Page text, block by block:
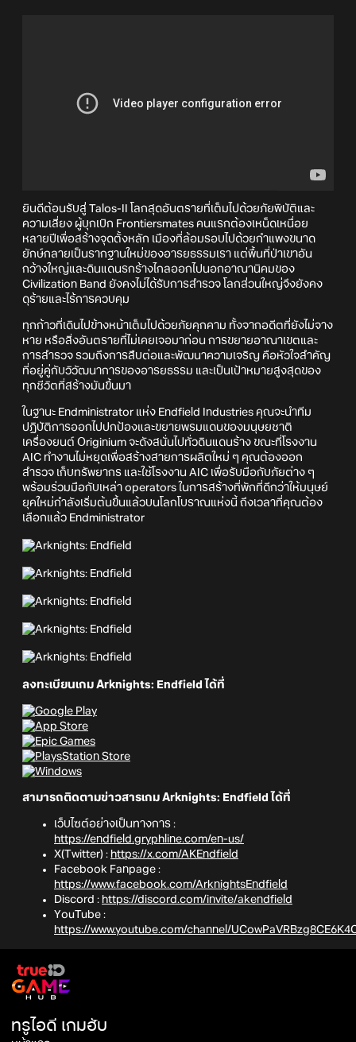
ยินดีต้อนรับสู่ Talos-II โลกสุดอันตรายที่เต็มไปด้วยภัยพิบัติและ
ความเสี่ยง ผู้บุกเบิก Frontiersmates คนแรกต้องเหน็ดเหนื่อย
หลายปีเพื่อสร้างจุดตั้งหลัก เมืองที่ล้อมรอบไปด้วยกำแพงขนาด
ยักษ์กลายเป็นรากฐานใหม่ของอารยธรรมเรา แต่พื้นที่ป่าเขาอัน
กว้างใหญ่และดินแดนรกร้างไกลออกไปนอกอาณานิคมของ
Civilization Band ยังคงไม่ได้รับการสำรวจ โลกส่วนใหญ่จึงยังคง
ดุร้ายและไร้การควบคุม
ทุกก้าวที่เดินไปข้างหน้าเต็มไปด้วยภัยคุกคาม ทั้งจากอดีตที่ยังไม่จาง
หาย หรือสิ่งอันตรายที่ไม่เคยเจอมาก่อน การขยายอาณาเขตและ
การสำรวจ รวมถึงการสืบต่อและพัฒนาความเจริญ คือหัวใจสำคัญ
ที่อยู่คู่กับวิวัฒนาการของอารยธรรม และเป็นเป้าหมายสูงสุดของ
ทุกชีวิตที่สร้างมันขึ้นมา
ในฐานะ Endministrator แห่ง Endfield Industries คุณจะนำทีม
ปฏิบัติการออกไปปกป้องและขยายพรมแดนของมนุษยชาติ
เครื่องยนต์ Originium จะดังสนั่นไปทั่วดินแดนร้าง ขณะที่โรงงาน
AIC ทำงานไม่หยุดเพื่อสร้างสายการผลิตใหม่ ๆ คุณต้องออก
สำรวจ เก็บทรัพยากร และใช้โรงงาน AIC เพื่อรับมือกับภัยต่าง ๆ
พร้อมร่วมมือกับเหล่า operators ในการสร้างที่พักที่ดีกว่าให้มนุษย์
ยุคใหม่กำลังเริ่มต้นขึ้นแล้วบนโลกโบราณแห่งนี้ ถึงเวลาที่คุณต้อง
เลือกแล้ว Endministrator
ลงทะเบียนเกม Arknights: Endfield ได้ที่
สามารถติดตามข่าวสารเกม Arknights: Endfield ได้ที่
เว็บไซต์อย่างเป็นทางการ :
https://endfield.gryphline.com/en-us/
X(Twitter) : https://x.com/AKEndfield
Facebook Fanpage :
https://www.facebook.com/ArknightsEndfield
Discord : https://discord.com/invite/akendfield
YouTube :
https://www.youtube.com/channel/
ทรูไอดี เกมฮับ